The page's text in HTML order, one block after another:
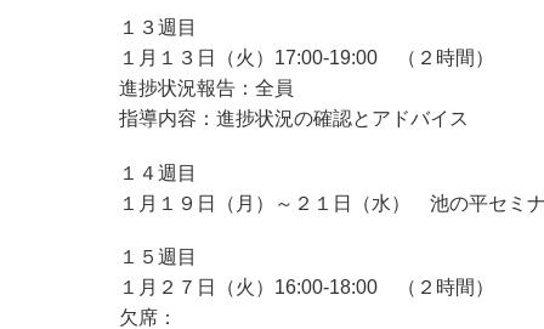
１３週目
１月１３日（火）17:00-19:00 （２時間）
進捗状況報告：全員
指導内容：進捗状況の確認とアドバイス
１４週目
１月１９日（月）～２１日（水） 池の平セミ
１５週目
１月２７日（火）16:00-18:00 （２時間）
欠席：